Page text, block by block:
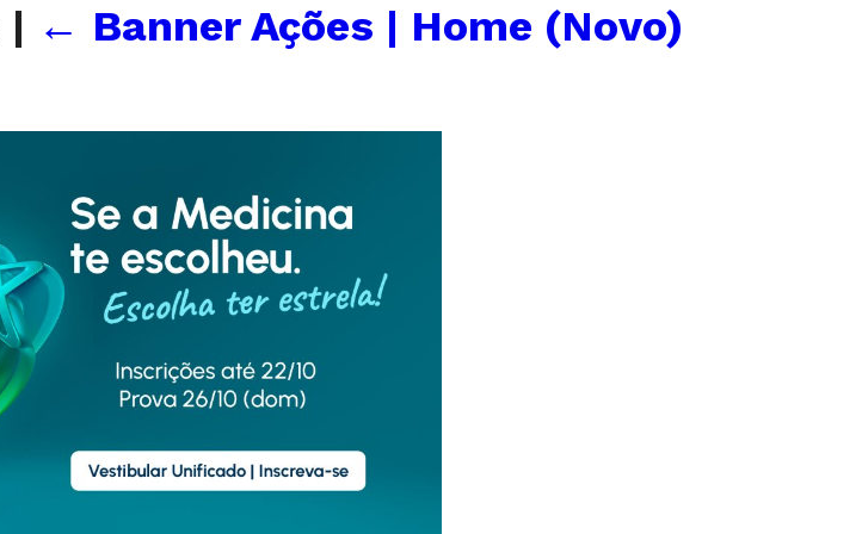
| ← Banner Ações | Home (Novo)